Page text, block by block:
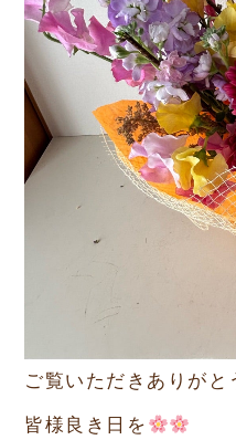
ご覧いただきありがと
皆様良き日を